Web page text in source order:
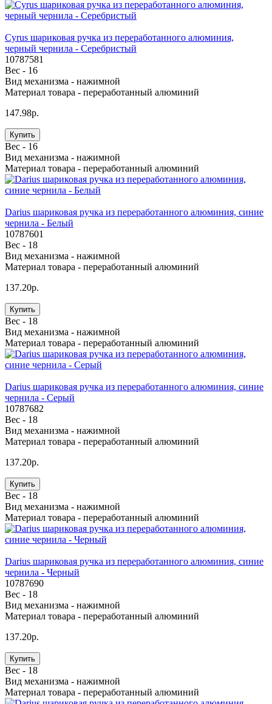
Cyrus шариковая ручка из переработанного алюминия,
черный чернила - Серебристый
10787581
Вес - 16
Вид механизма - нажимной
Материал товара - переработанный алюминий
147.98р.
Купить
Вес - 16
Вид механизма - нажимной
Материал товара - переработанный алюминий
Darius шариковая ручка из переработанного алюминия, синие
чернила - Белый
10787601
Вес - 18
Вид механизма - нажимной
Материал товара - переработанный алюминий
137.20р.
Купить
Вес - 18
Вид механизма - нажимной
Материал товара - переработанный алюминий
Darius шариковая ручка из переработанного алюминия, синие
чернила - Серый
10787682
Вес - 18
Вид механизма - нажимной
Материал товара - переработанный алюминий
137.20р.
Купить
Вес - 18
Вид механизма - нажимной
Материал товара - переработанный алюминий
Darius шариковая ручка из переработанного алюминия, синие
чернила - Черный
10787690
Вес - 18
Вид механизма - нажимной
Материал товара - переработанный алюминий
137.20р.
Купить
Вес - 18
Вид механизма - нажимной
Материал товара - переработанный алюминий